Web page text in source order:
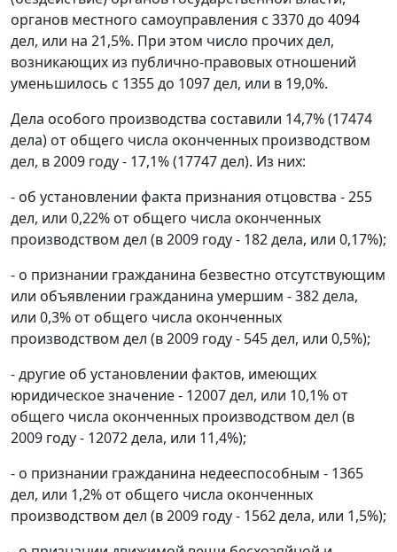
органов местного самоуправления с 3370 до 4094
дел, или на 21,5%. При этом число прочих дел,
возникающих из публично-правовых отношений
уменьшилось с 1355 до 1097 дел, или в 19,0%.
Дела особого производства составили 14,7% (17474
дела) от общего числа оконченных производством
дел, в 2009 году - 17,1% (17747 дел). Из них:
- об установлении факта признания отцовства - 255
дел, или 0,22% от общего числа оконченных
производством дел (в 2009 году - 182 дела, или 0,17%);
- о признании гражданина безвестно отсутствующим
или объявлении гражданина умершим - 382 дела,
или 0,3% от общего числа оконченных
производством дел (в 2009 году - 545 дел, или 0,5%);
- другие об установлении фактов, имеющих
юридическое значение - 12007 дел, или 10,1% от
общего числа оконченных производством дел (в
2009 году - 12072 дела, или 11,4%);
- о признании гражданина недееспособным - 1365
дел, или 1,2% от общего числа оконченных
производством дел (в 2009 году - 1562 дела, или 1,5%);